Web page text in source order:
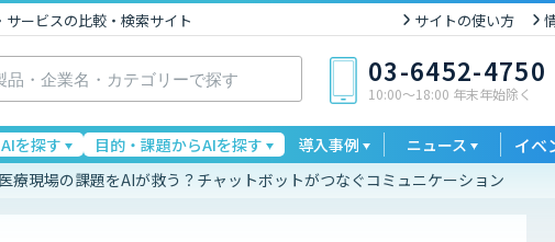
ービスの比較・検索サイト サイトの使い方
03-6452-4750
10:00〜18:00 年末年始除く
を探す 目的・課題からAIを探す 導入事例 ニュース イベ
医療現場の課題をAIが救う？チャットボットがつなぐコミュニケーション